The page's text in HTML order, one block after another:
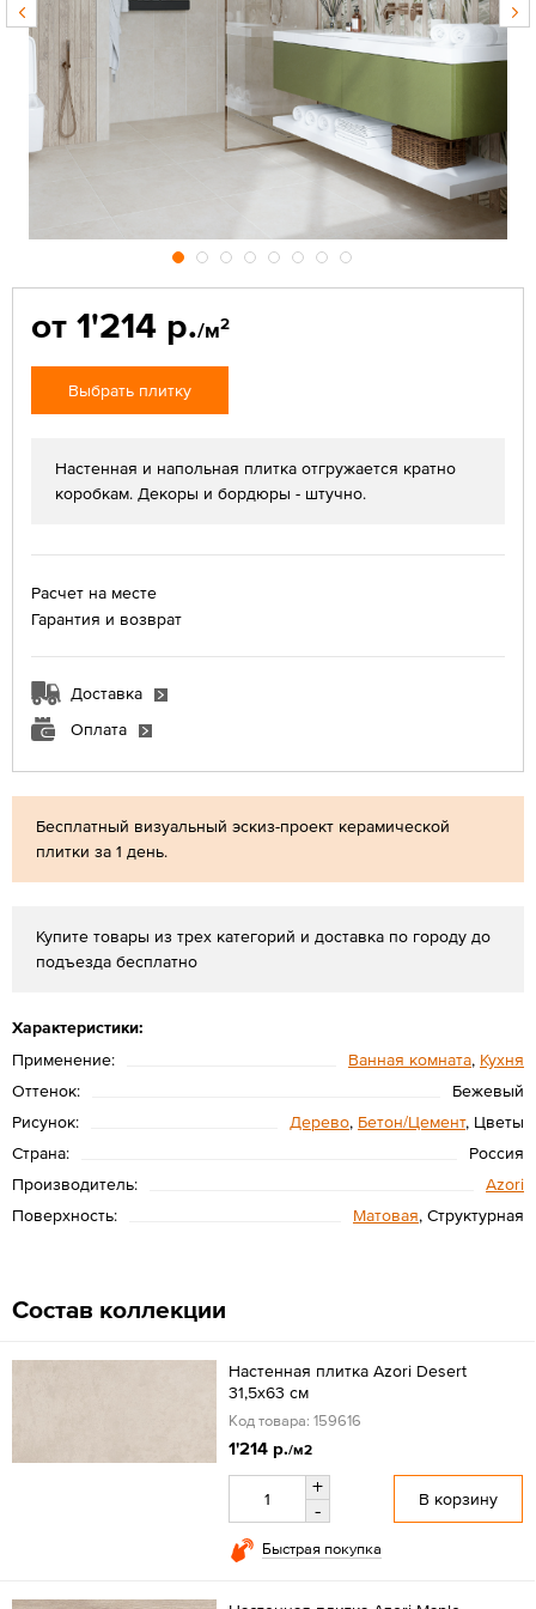
Бесплатный визуальный эскиз-проект керамической
плитки за 1 день.
Купите товары из трех категорий и доставка по городу до
подъезда бесплатно
Характеристики:
Применение:
Ванная комната, Кухня
Оттенок:
Бежевый
Рисунок:
Дерево, Бетон/Цемент, Цветы
Страна:
Россия
Производитель:
Azori
Поверхность:
Матовая, Структурная
от 1'214 р./м2
Выбрать плитку
Настенная и напольная плитка отгружается кратно
коробкам. Декоры и бордюры - штучно.
Расчет на месте
Гарантия и возврат
Доставка
Оплата
Состав коллекции
Настенная плитка Azori Desert
31,5x63 см
Код товара: 159616
1'214 р./м2
+
-
В корзину
Быстрая покупка